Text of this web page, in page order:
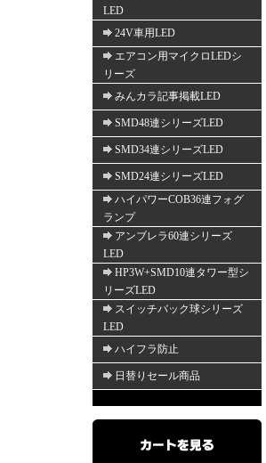
LED
24V車用LED
エアコン用マイクロLEDシ
リーズ
みんカラ記事掲載LED
SMD48連シリーズLED
SMD34連シリーズLED
SMD24連シリーズLED
ハイパワーCOB36連フォグ
ランプ
アンブレラ60連シリーズ
LED
HP3W+SMD10連タワー型シ
リーズLED
スイッチバック球シリーズ
LED
ハイフラ防止
日替りセール商品